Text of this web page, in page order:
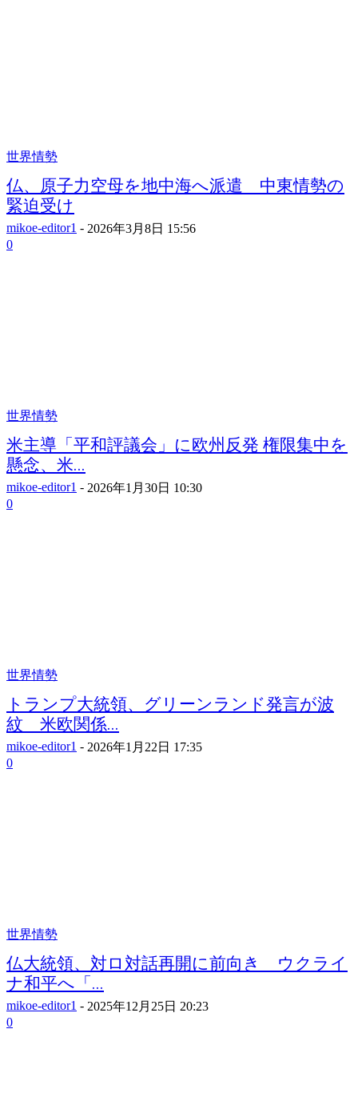
世界情勢
仏、原子力空母を地中海へ派遣 中東情勢の
緊迫受け
mikoe-editor1 - 2026年3月8日 15:56
0
世界情勢
米主導「平和評議会」に欧州反発 権限集中を
懸念、米...
mikoe-editor1 - 2026年1月30日 10:30
0
世界情勢
トランプ大統領、グリーンランド発言が波
紋 米欧関係...
mikoe-editor1 - 2026年1月22日 17:35
0
世界情勢
仏大統領、対ロ対話再開に前向き ウクライ
ナ和平へ「...
mikoe-editor1 - 2025年12月25日 20:23
0